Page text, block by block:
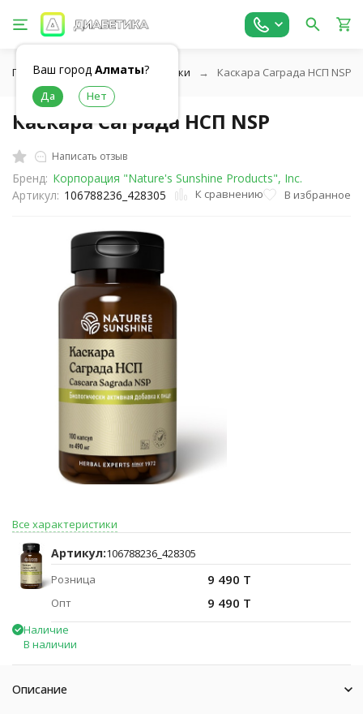
Ваш город Алматы?
Главная Витамины и добавки Каскара Саграда НСП NSP
Каскара Саграда НСП NSP
Написать отзыв
Бренд: Корпорация "Nature's Sunshine Products", Inc.
Артикул: 106788236_428305 К сравнению В избранное
Все характеристики
Артикул:106788236_428305
Розница
9 490 T
Опт 9 490 T
Наличие
В наличии
Описание